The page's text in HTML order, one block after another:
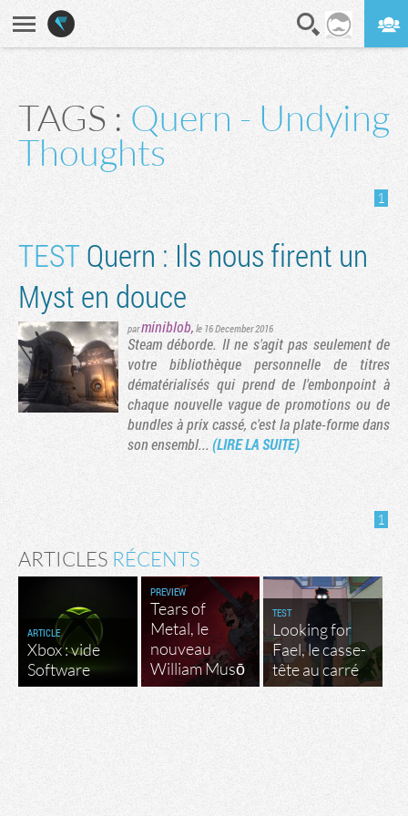
TAGS : Quern - Undying
Thoughts
1
TESTQuern : Ils nous firent un
Myst en douce
parminiblob, le 16 December 2016
Steam déborde. Il ne s'agit pas seulement de
votre bibliothèque personnelle de titres
dématérialisés qui prend de l'embonpoint à
chaque nouvelle vague de promotions ou de
bundles à prix cassé, c'est la plate-forme dans
son ensembl...(LIRE LA SUITE)
1
ARTICLES RÉCENTS
ARTICLE
Xbox : vide
Software
PREVIEW
Tears of
Metal, le
nouveau
William Musō
TEST
Looking for
Fael, le casse-
tête au carré
Tribune